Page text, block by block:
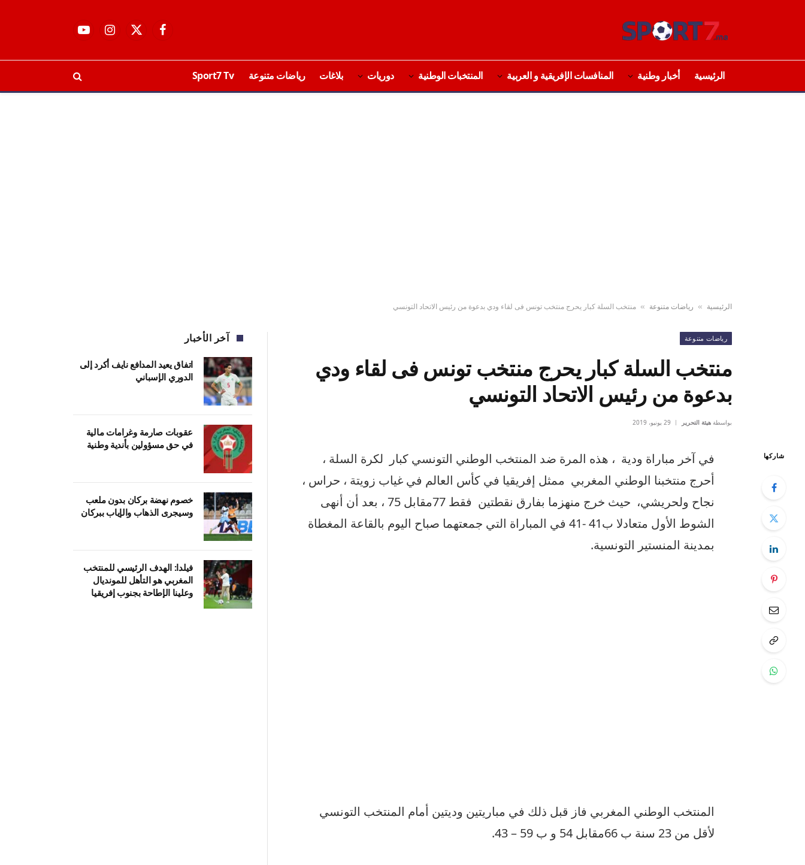
فيسبوكX
الانستغراميوتيوب
الرئيسية أخبار وطنية المنافسات الإفريقية و العربية المنتخبات الوطنية دوريات بلاغات رياضات متنوعة Sport7 Tv
الرئيسية » رياضات متنوعة » منتخب السلة كبار يحرج منتخب تونس فى لقاء ودي بدعوة من رئيس الاتحاد التونسي
رياضات متنوعة
منتخب السلة كبار يحرج منتخب تونس فى لقاء ودي
بدعوة من رئيس الاتحاد التونسي
بواسطة هيئة التحرير 29 يونيو، 2019
شاركها
في آخر مباراة ودية ، هذه المرة ضد المنتخب الوطني التونسي كبار لكرة السلة ،
أحرج منتخبنا الوطني المغربي ممثل إفريقيا في كأس العالم في غياب زويتة ، حراس ،
نجاح ولحريشي، حيث خرج منهزما بفارق نقطتين فقط 77مقابل 75 ، بعد أن أنهى
الشوط الأول متعادلا ب41 -41 في المباراة التي جمعتهما صباح اليوم بالقاعة المغطاة
بمدينة المنستير التونسية.
المنتخب الوطني المغربي فاز قبل ذلك في مباريتين وديتين أمام المنتخب التونسي
لأقل من 23 سنة ب 66مقابل 54 و ب 59 – 43.
آخر الأخبار
اتفاق يعيد المدافع نايف أكرد إلى
الدوري الإسباني
عقوبات صارمة وغرامات مالية
في حق مسؤولين بأندية وطنية
خصوم نهضة بركان بدون ملعب
وسيجرى الذهاب والإياب ببركان
فيلدا: الهدف الرئيسي للمنتخب
المغربي هو التأهل للمونديال
وعلينا الإطاحة بجنوب إفريقيا